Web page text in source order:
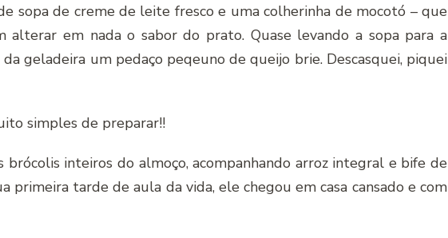
sopa de creme de leite fresco e uma colherinha de mocotó – que
alterar em nada o sabor do prato. Quase levando a sopa para a
geladeira um pedaço peqeuno de queijo brie. Descasquei, piquei
simples de preparar!!
inteiros do almoço, acompanhando arroz integral e bife de
primeira tarde de aula da vida, ele chegou em casa cansado e com